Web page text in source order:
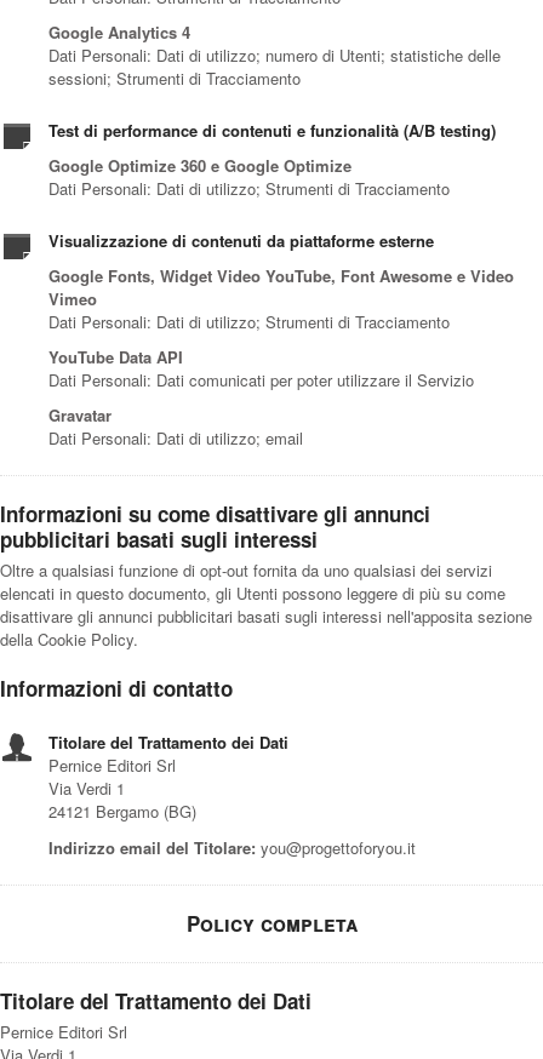
Google Analytics 4
Dati Personali: Dati di utilizzo; numero di Utenti; statistiche delle
sessioni; Strumenti di Tracciamento
Test di performance di contenuti e funzionalità (A/B testing)
Google Optimize 360 e Google Optimize
Dati Personali: Dati di utilizzo; Strumenti di Tracciamento
Visualizzazione di contenuti da piattaforme esterne
Google Fonts, Widget Video YouTube, Font Awesome e Video
Vimeo
Dati Personali: Dati di utilizzo; Strumenti di Tracciamento
YouTube Data API
Dati Personali: Dati comunicati per poter utilizzare il Servizio
Gravatar
Dati Personali: Dati di utilizzo; email
Informazioni su come disattivare gli annunci
pubblicitari basati sugli interessi
Oltre a qualsiasi funzione di opt-out fornita da uno qualsiasi dei servizi
elencati in questo documento, gli Utenti possono leggere di più su come
disattivare gli annunci pubblicitari basati sugli interessi nell'apposita sezione
della Cookie Policy.
Informazioni di contatto
Titolare del Trattamento dei Dati
Pernice Editori Srl
Via Verdi 1
24121 Bergamo (BG)
Indirizzo email del Titolare: you@progettoforyou.it
Policy completa
Titolare del Trattamento dei Dati
Pernice Editori Srl